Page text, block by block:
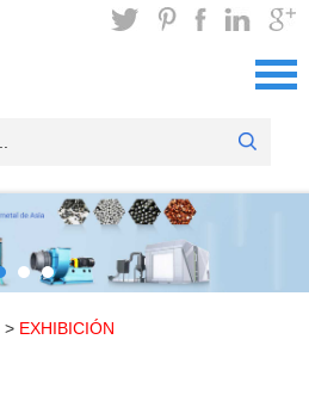
> EXHIBICIÓN